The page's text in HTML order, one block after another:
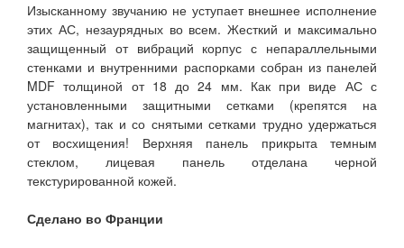
Изысканному звучанию не уступает внешнее исполнение
этих АС, незаурядных во всем. Жесткий и максимально
защищенный от вибраций корпус с непараллельными
стенками и внутренними распорками собран из панелей
MDF толщиной от 18 до 24 мм. Как при виде АС с
установленными защитными сетками (крепятся на
магнитах), так и со снятыми сетками трудно удержаться
от восхищения! Верхняя панель прикрыта темным
стеклом, лицевая панель отделана черной
текстурированной кожей.
Сделано во Франции